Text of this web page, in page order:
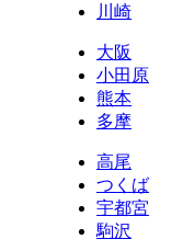
川崎
大阪
小田原
熊本
多摩
高尾
つくば
宇都宮
駒沢